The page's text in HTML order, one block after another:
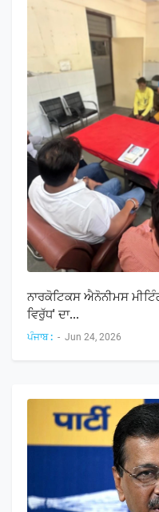
ਨਾਰਕੋਟਿਕਸ ਐਨੋਨੀਮਸ
ਵਿਰੁੱਧ' ਦਾ...
ਪੰਜਾਬ : - Jun 24, 2026